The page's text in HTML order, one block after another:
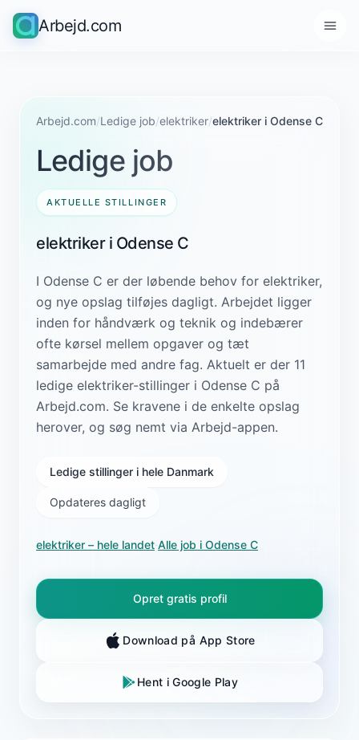
Arbejd.com
Arbejd.com/Ledige job/elektriker/elektriker i Odense C
Ledige job
AKTUELLE STILLINGER
elektriker i Odense C
I Odense C er der løbende behov for elektriker,
og nye opslag tilføjes dagligt. Arbejdet ligger
inden for håndværk og teknik og indebærer
ofte kørsel mellem opgaver og tæt
samarbejde med andre fag. Aktuelt er der 11
ledige elektriker-stillinger i Odense C på
Arbejd.com. Se kravene i de enkelte opslag
herover, og søg nemt via Arbejd-appen.
Ledige stillinger i hele Danmark
Opdateres dagligt
elektriker – hele landet·Alle job i Odense C
Opret gratis profil
Download på App Store
Hent i Google Play